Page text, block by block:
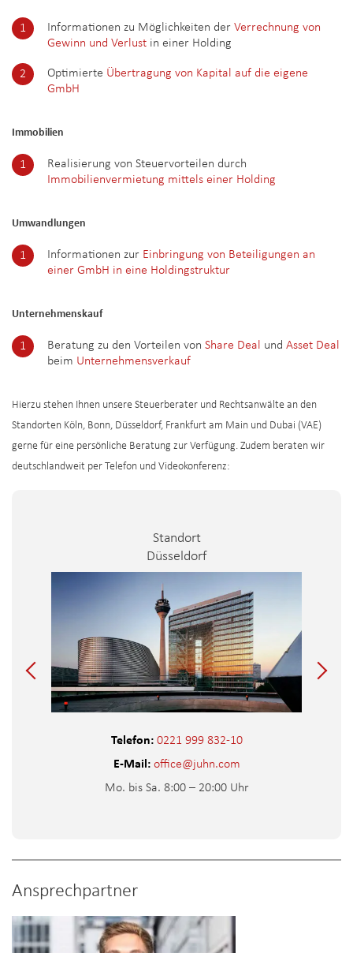
Informationen zu Möglichkeiten der Verrechnung von
Gewinn und Verlust in einer Holding
Optimierte Übertragung von Kapital auf die eigene
GmbH
Immobilien
Realisierung von Steuervorteilen durch
Immobilienvermietung mittels einer Holding
Umwandlungen
Informationen zur Einbringung von Beteiligungen an
einer GmbH in eine Holdingstruktur
Unternehmenskauf
Beratung zu den Vorteilen von Share Deal und Asset Deal
beim Unternehmensverkauf
Hierzu stehen Ihnen unsere Steuerberater und Rechtsanwälte an den
Standorten Köln, Bonn, Düsseldorf, Frankfurt am Main und Dubai (VAE)
gerne für eine persönliche Beratung zur Verfügung. Zudem beraten wir
deutschlandweit per Telefon und Videokonferenz:
Standort
Düsseldorf
Telefon: 0221 999 832-10
E-Mail: office@juhn.com
Mo. bis Sa. 8:00 – 20:00 Uhr
Ansprechpartner